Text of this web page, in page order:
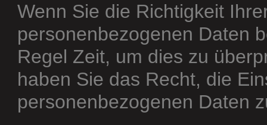
Wenn Sie die Richtigkeit
personenbezogenen Daten
Regel Zeit, um dies zu
haben Sie das Recht, die
personenbezogenen Daten